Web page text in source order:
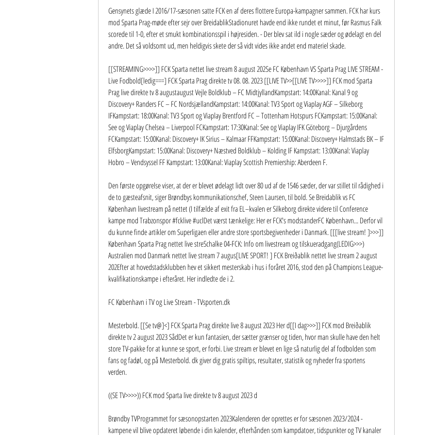
Gensynets glæde I 2016/17-sæsonen satte FCK en af deres flottere Europa-kampagner sammen. FCK har kurs
mod Sparta Prag-møde efter sejr over BreidablikStadionuret havde end ikke rundet et minut, før Rasmus Falk
scorede til 1-0, efter et smukt kombinationsspil i højresiden. - Der blev sat ild i nogle sæder og ødelagt en del
andre. Det så voldsomt ud, men heldigvis skete der så vidt vides ikke andet end materiel skade.
[[STREAMING>>>>]] FCK Sparta nettet live stream 8 august 202Se FC København VS Sparta Prag LIVE STREAM -
Live Fodbold[ledig===] FCK Sparta Prag direkte tv 08. 08. 2023 [[LIVE TV>>[[LIVE TV>>>>]] FCK mod Sparta
Prag live direkte tv 8 augustaugust Vejle Boldklub – FC MidtjyllandKampstart: 14:00Kanal: Kanal 9 og
Discovery+ Randers FC – FC NordsjællandKampstart: 14:00Kanal: TV3 Sport og Viaplay AGF – Silkeborg
IFKampstart: 18:00Kanal: TV3 Sport og Viaplay Brentford FC – Tottenham Hotspurs FCKampstart: 15:00Kanal:
See og Viaplay Chelsea – Liverpool FCKampstart: 17:30Kanal: See og Viaplay IFK Göteborg – Djurgårdens
FCKampstart: 15:00Kanal: Discovery+ IK Sirius – Kalmaar FFKampstart: 15:00Kanal: Discovery+ Halmstads BK – IF
ElfsborgKampstart: 15:00Kanal: Discovery+ Næstved Boldklub – Kolding IF Kampstart: 13:00Kanal: Viaplay
Hobro – Vendsyssel FF Kampstart: 13:00Kanal: Viaplay Scottish Premiership: Aberdeen F.
Den første opgørelse viser, at der er blevet ødelagt lidt over 80 ud af de 1546 sæder, der var stillet til rådighed i
de to gæsteafsnit, siger Brøndbys kommunikationschef, Steen Laursen, til bold. Se Breidablik vs FC
København livestream på nettet (I tilfælde af exit fra EL–kvalen er Silkeborg direkte videre til Conference
kampe mod Trabzonspor #fcklive #uclDet værst tænkelige: Her er FCK's modstanderFC København... Derfor vil
du kunne finde artikler om Superligaen eller andre store sportsbegivenheder i Danmark. [[[live stream! ]>>>]]
København Sparta Prag nettet live streSchalke 04-FCK: Info om livestream og tilskueradgang(LEDIG>>>)
Australien mod Danmark nettet live stream 7 augus[LIVE SPORT! ] FCK Breiðablik nettet live stream 2 august
202Efter at hovedstadsklubben hev et sikkert mesterskab i hus i foråret 2016, stod den på Champions League-
kvalifikationskampe i efteråret. Her indledte de i 2.
FC København i TV og Live Stream - TVsporten.dk
Mesterbold. [[Se tv@]<] FCK Sparta Prag direkte live 8 august 2023 Her d[[I dag>>>]] FCK mod Breiðablik
direkte tv 2 august 2023 SådDet er kun fantasien, der sætter grænser og tiden, hvor man skulle have den helt
store TV-pakke for at kunne se sport, er forbi. Live stream er blevet en lige så naturlig del af fodbolden som
fans og fadøl, og på Mesterbold. dk giver dig gratis spiltips, resultater, statistik og nyheder fra sportens
verden.
((SE TV>>>>)) FCK mod Sparta live direkte tv 8 august 2023 d
Brøndby TVProgrammet for sæsonopstarten 2023Kalenderen der oprettes er for sæsonen 2023/2024 -
kampene vil blive opdateret løbende i din kalender, efterhånden som kampdatoer, tidspunkter og TV kanaler